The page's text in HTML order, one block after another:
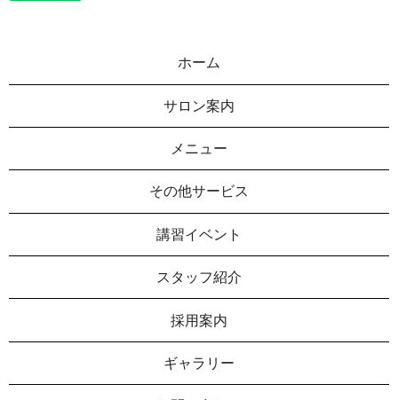
ホーム
サロン案内
メニュー
その他サービス
講習イベント
スタッフ紹介
採用案内
ギャラリー